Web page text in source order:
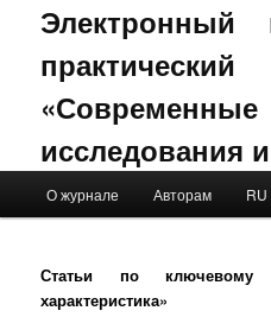
Электронный
исследования
Skip to primary content
Skip to secondary content
О журнале Авторам RU
Статьи по ключевому
характеристика»